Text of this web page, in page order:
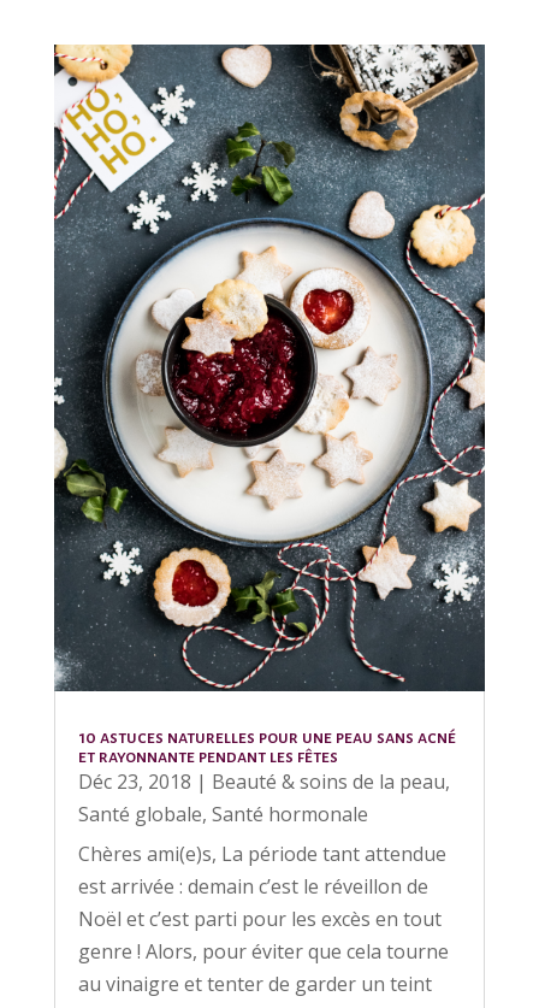
10 astuces naturelles pour une peau sans acné
et rayonnante pendant les fêtes
Déc 23, 2018 | Beauté & soins de la peau,
Santé globale, Santé hormonale
Chères ami(e)s, La période tant attendue
est arrivée : demain c’est le réveillon de
Noël et c’est parti pour les excès en tout
genre ! Alors, pour éviter que cela tourne
au vinaigre et tenter de garder un teint